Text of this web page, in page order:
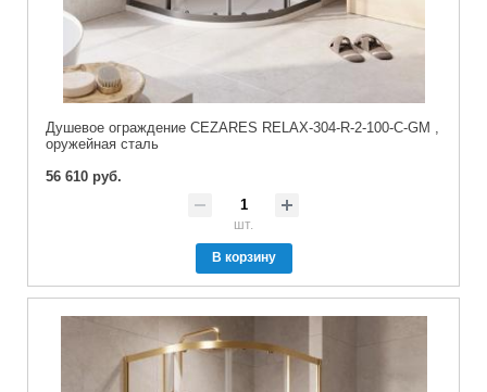
Душевое ограждение CEZARES RELAX-304-R-2-100-C-GM ,
оружейная сталь
56 610 руб.
шт.
В корзину